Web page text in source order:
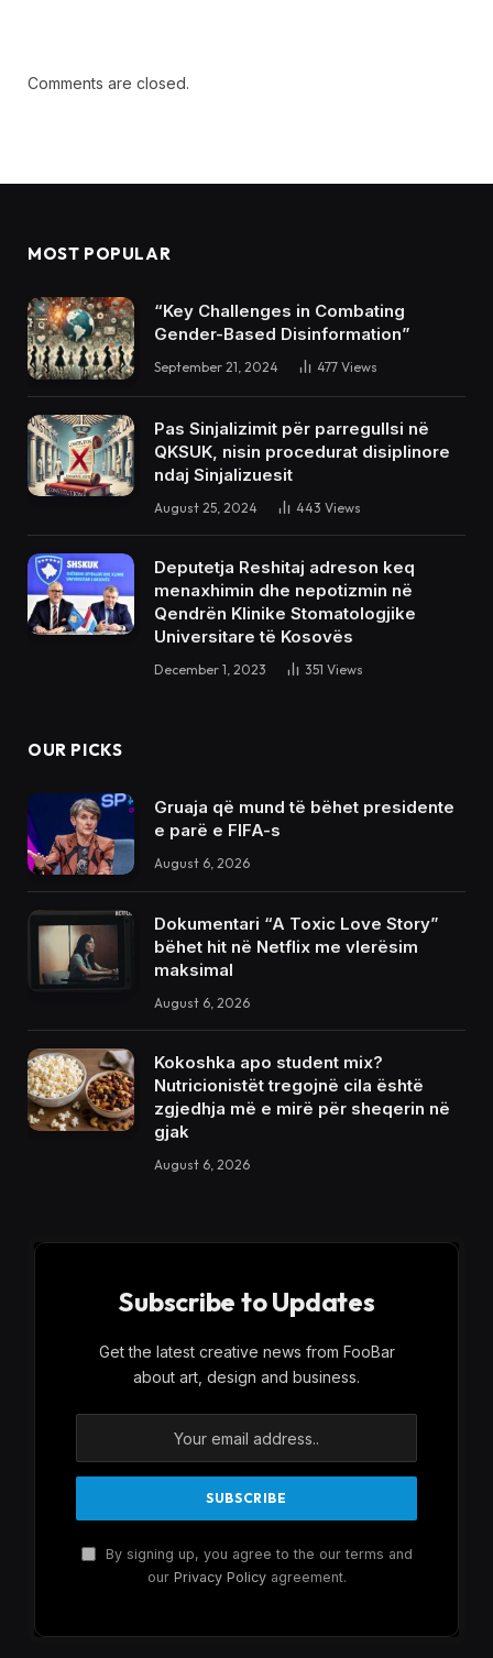
Comments are closed.
MOST POPULAR
“Key Challenges in Combating
Gender-Based Disinformation”
September 21, 2024 477 Views
Pas Sinjalizimit për parregullsi në
QKSUK, nisin procedurat disiplinore
ndaj Sinjalizuesit
August 25, 2024 443 Views
Deputetja Reshitaj adreson keq
menaxhimin dhe nepotizmin në
Qendrën Klinike Stomatologjike
Universitare të Kosovës
December 1, 2023 351 Views
OUR PICKS
Gruaja që mund të bëhet presidente
e parë e FIFA-s
August 6, 2026
Dokumentari “A Toxic Love Story”
bëhet hit në Netflix me vlerësim
maksimal
August 6, 2026
Kokoshka apo student mix?
Nutricionistët tregojnë cila është
zgjedhja më e mirë për sheqerin në
gjak
August 6, 2026
Subscribe to Updates
Get the latest creative news from FooBar
about art, design and business.
By signing up, you agree to the our terms and
our Privacy Policyagreement.